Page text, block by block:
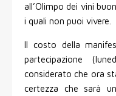
all’Olimpo dei vini
i quali non puoi vivere.
Il costo della
partecipazione
considerato che ora
certezza che sarà